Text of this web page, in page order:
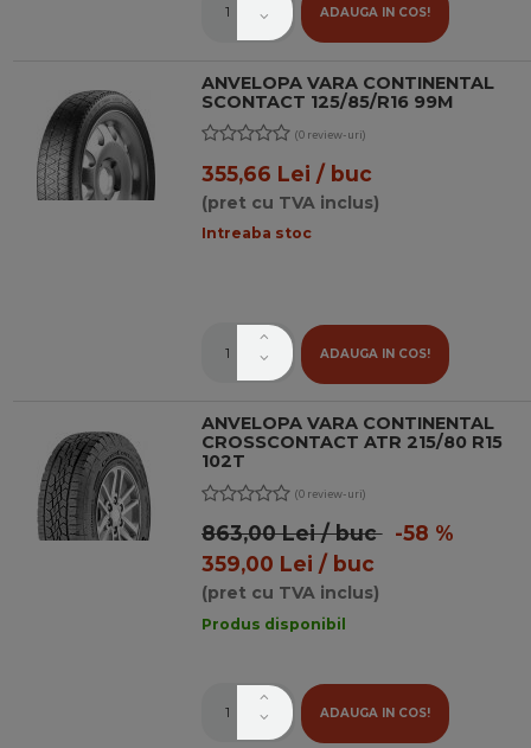
ADAUGA IN COS!
ANVELOPA VARA CONTINENTAL
SCONTACT 125/85/R16 99M
(0 review-uri)
355,66 Lei / buc
(pret cu TVA inclus)
Intreaba stoc
ADAUGA IN COS!
ANVELOPA VARA CONTINENTAL
CROSSCONTACT ATR 215/80 R15
102T
(0 review-uri)
863,00 Lei / buc-58 %
359,00 Lei / buc
(pret cu TVA inclus)
Produs disponibil
ADAUGA IN COS!